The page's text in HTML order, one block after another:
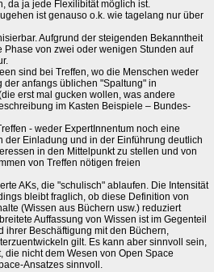
da ja jede Flexilibität möglich ist.
ist genauso o.k. wie tagelang nur über
Aufgrund der steigenden Bekanntheit
Phase von zwei oder wenigen Stunden auf
sind bei Treffen, wo die Menschen weder
anfangs üblichen "Spaltung" in
erst mal gucken wollen, was andere
im Kasten Beispiele – Bundes-
- weder ExpertInnentum noch eine
der Einladung und in der Einführung deutlich
in den Mittelpunkt zu stellen und von
von Treffen nötigen freien
AKs, die "schulisch" ablaufen. Die Intensität
bleibt fraglich, ob diese Definition von
(Wissen aus Büchern usw.) reduziert
Auffassung von Wissen ist im Gegenteil
ihrer Beschäftigung mit den Büchern,
gilt. Es kann aber sinnvoll sein,
nicht dem Wesen von Open Space
Ansatzes sinnvoll.